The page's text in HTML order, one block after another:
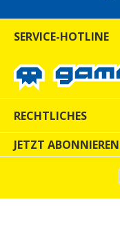
SERVICE-HOTLINE
RECHTLICHES
JETZT ABONNIEREN